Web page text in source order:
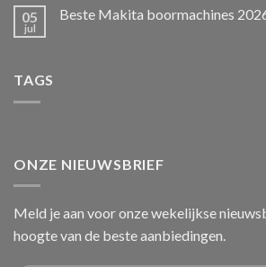
05
jul
Beste Makita boormachines
TAGS
ONZE NIEUWSBRIEF
Meld je aan voor onze wekelijkse
hoogte van de beste aanbiedingen.